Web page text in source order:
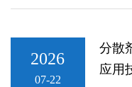
2026
07-22
分散
应用